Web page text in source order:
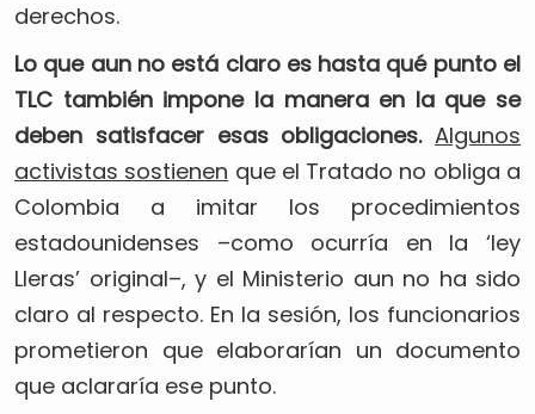
derechos.
Lo que aun no está claro es hasta qué punto el
TLC también impone la manera en la que se
deben satisfacer esas obligaciones. Algunos
activistas sostienen que el Tratado no obliga a
Colombia a imitar los procedimientos
estadounidenses –como ocurría en la ‘ley
Lleras’ original–, y el Ministerio aun no ha sido
claro al respecto. En la sesión, los funcionarios
prometieron que elaborarían un documento
que aclararía ese punto.